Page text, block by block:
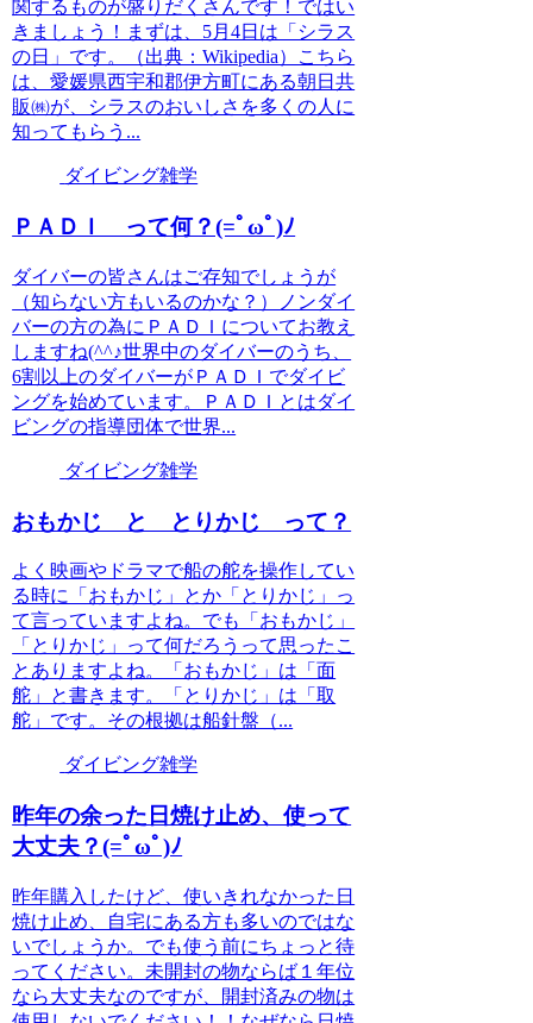
関するものが盛りだくさんです！ではい
きましょう！まずは、5月4日は「シラス
の日」です。（出典：Wikipedia）こちら
は、愛媛県西宇和郡伊方町にある朝日共
販㈱が、シラスのおいしさを多くの人に
知ってもらう...
ダイビング雑学
ＰＡＤＩ って何？(=ﾟωﾟ)ﾉ
ダイバーの皆さんはご存知でしょうが
（知らない方もいるのかな？）ノンダイ
バーの方の為にＰＡＤＩについてお教え
しますね(^^♪世界中のダイバーのうち、
6割以上のダイバーがＰＡＤＩでダイビ
ングを始めています。ＰＡＤＩとはダイ
ビングの指導団体で世界...
ダイビング雑学
おもかじ と とりかじ って？
よく映画やドラマで船の舵を操作してい
る時に「おもかじ」とか「とりかじ」っ
て言っていますよね。でも「おもかじ」
「とりかじ」って何だろうって思ったこ
とありますよね。「おもかじ」は「面
舵」と書きます。「とりかじ」は「取
舵」です。その根拠は船針盤（...
ダイビング雑学
昨年の余った日焼け止め、使って
大丈夫？(=ﾟωﾟ)ﾉ
昨年購入したけど、使いきれなかった日
焼け止め、自宅にある方も多いのではな
いでしょうか。でも使う前にちょっと待
ってください。未開封の物ならば１年位
なら大丈夫なのですが、開封済みの物は